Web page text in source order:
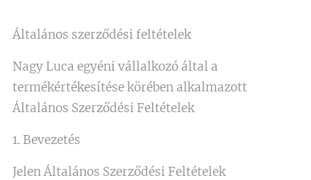
Általános szerződési feltételek
Nagy Luca egyéni vállalkozó által a
termékértékesítése körében alkalmazott
Általános Szerződési Feltételek
1. Bevezetés
Jelen Általános Szerződési Feltételek